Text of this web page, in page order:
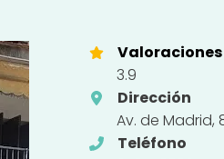
Valoraciones
3.9
Dirección
Av. de Madrid,
Teléfono